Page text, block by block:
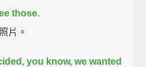
those.
片。
you know, we wanted